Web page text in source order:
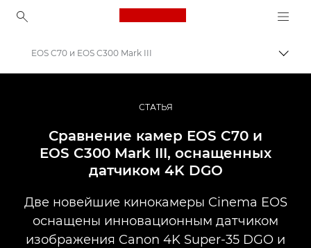
Canon Logo, back to
Профессиональная фото- и видеосъемка
Истории
EOS C70 и EOS C300 Mark III
СТАТЬЯ
Сравнение камер EOS C70 и
EOS C300 Mark III, оснащенных
датчиком 4K DGO
Две новейшие кинокамеры Cinema EOS
оснащены инновационным датчиком
изображения Canon 4K Super-35 DGO и